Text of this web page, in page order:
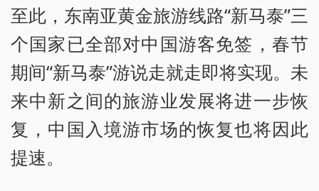
至此，东南亚黄金旅游线路“新马泰”三
个国家已全部对中国游客免签，春节
期间“新马泰”游说走就走即将实现。未
来中新之间的旅游业发展将进一步恢
复，中国入境游市场的恢复也将因此
提速。